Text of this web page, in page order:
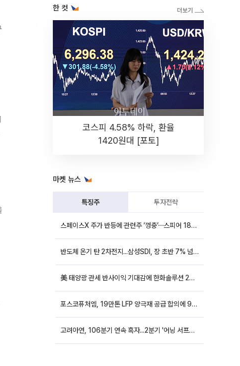
한 컷
코스피 4.58% 하락, 환율
1420원대 [포토]
마켓 뉴스
특징주 투자전략
스페이스X 주가 반등에 관련주 ‘껑충’⋯스피어 18%ㆍ에이치브이엠 12%↑
반도체 온기 탄 2차전지...삼성SDI, 장 초반 7% 넘게 껑충
美 태양광 관세 반사이익 기대감에 한화솔루션 20%대·OCI홀딩스 14%대 급등
포스코퓨처엠, 19만톤 LFP 양극재 공급 합의에 9%대 강세
고려아연, 106분기 연속 흑자...2분기 '어닝 서프라이즈'에 장 초반 12%대 강세